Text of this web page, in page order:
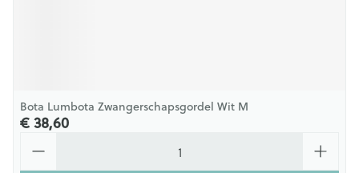
Bota Lumbota Zwangerschapsgordel Wit M
€ 38,60